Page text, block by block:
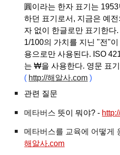
圓이라는 한자 표기는
하던 표기로서, 지금은 예
자 없이 한글로만 표기한다
1/100의 가치를 지닌 "전"
용으로만 사용된다. ISO
는 ₩을 사용한다. 영문 표
( http://해알사.com )
관련 질문
메타버스 뜻이 뭐야? -
메타버스를 교육에 어떻게
해알사.com